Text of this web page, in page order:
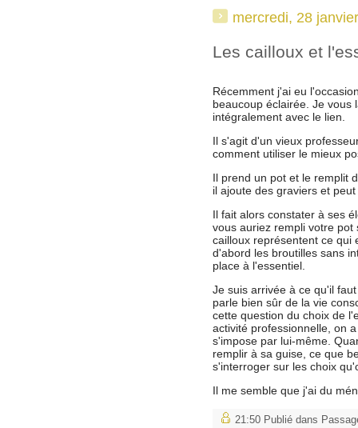
mercredi, 28
Les cailloux et
Récemment j'ai eu
beaucoup éclairée. Je vous
intégralement avec le lien.
Il s'agit d'un vieux
comment utiliser le mieux
Il prend un pot et le remplit
il ajoute des graviers et
Il fait alors constater à ses
vous auriez rempli votre
cailloux représentent ce qui
d'abord les broutilles sans
place à l'essentiel.
Je suis arrivée à ce qu'il
parle bien sûr de la vie
cette question du choix de
activité professionnelle, on
s'impose par lui-même.
remplir à sa guise, ce que
s'interroger sur les choix
Il me semble que j'ai du
21:50 Publié dans